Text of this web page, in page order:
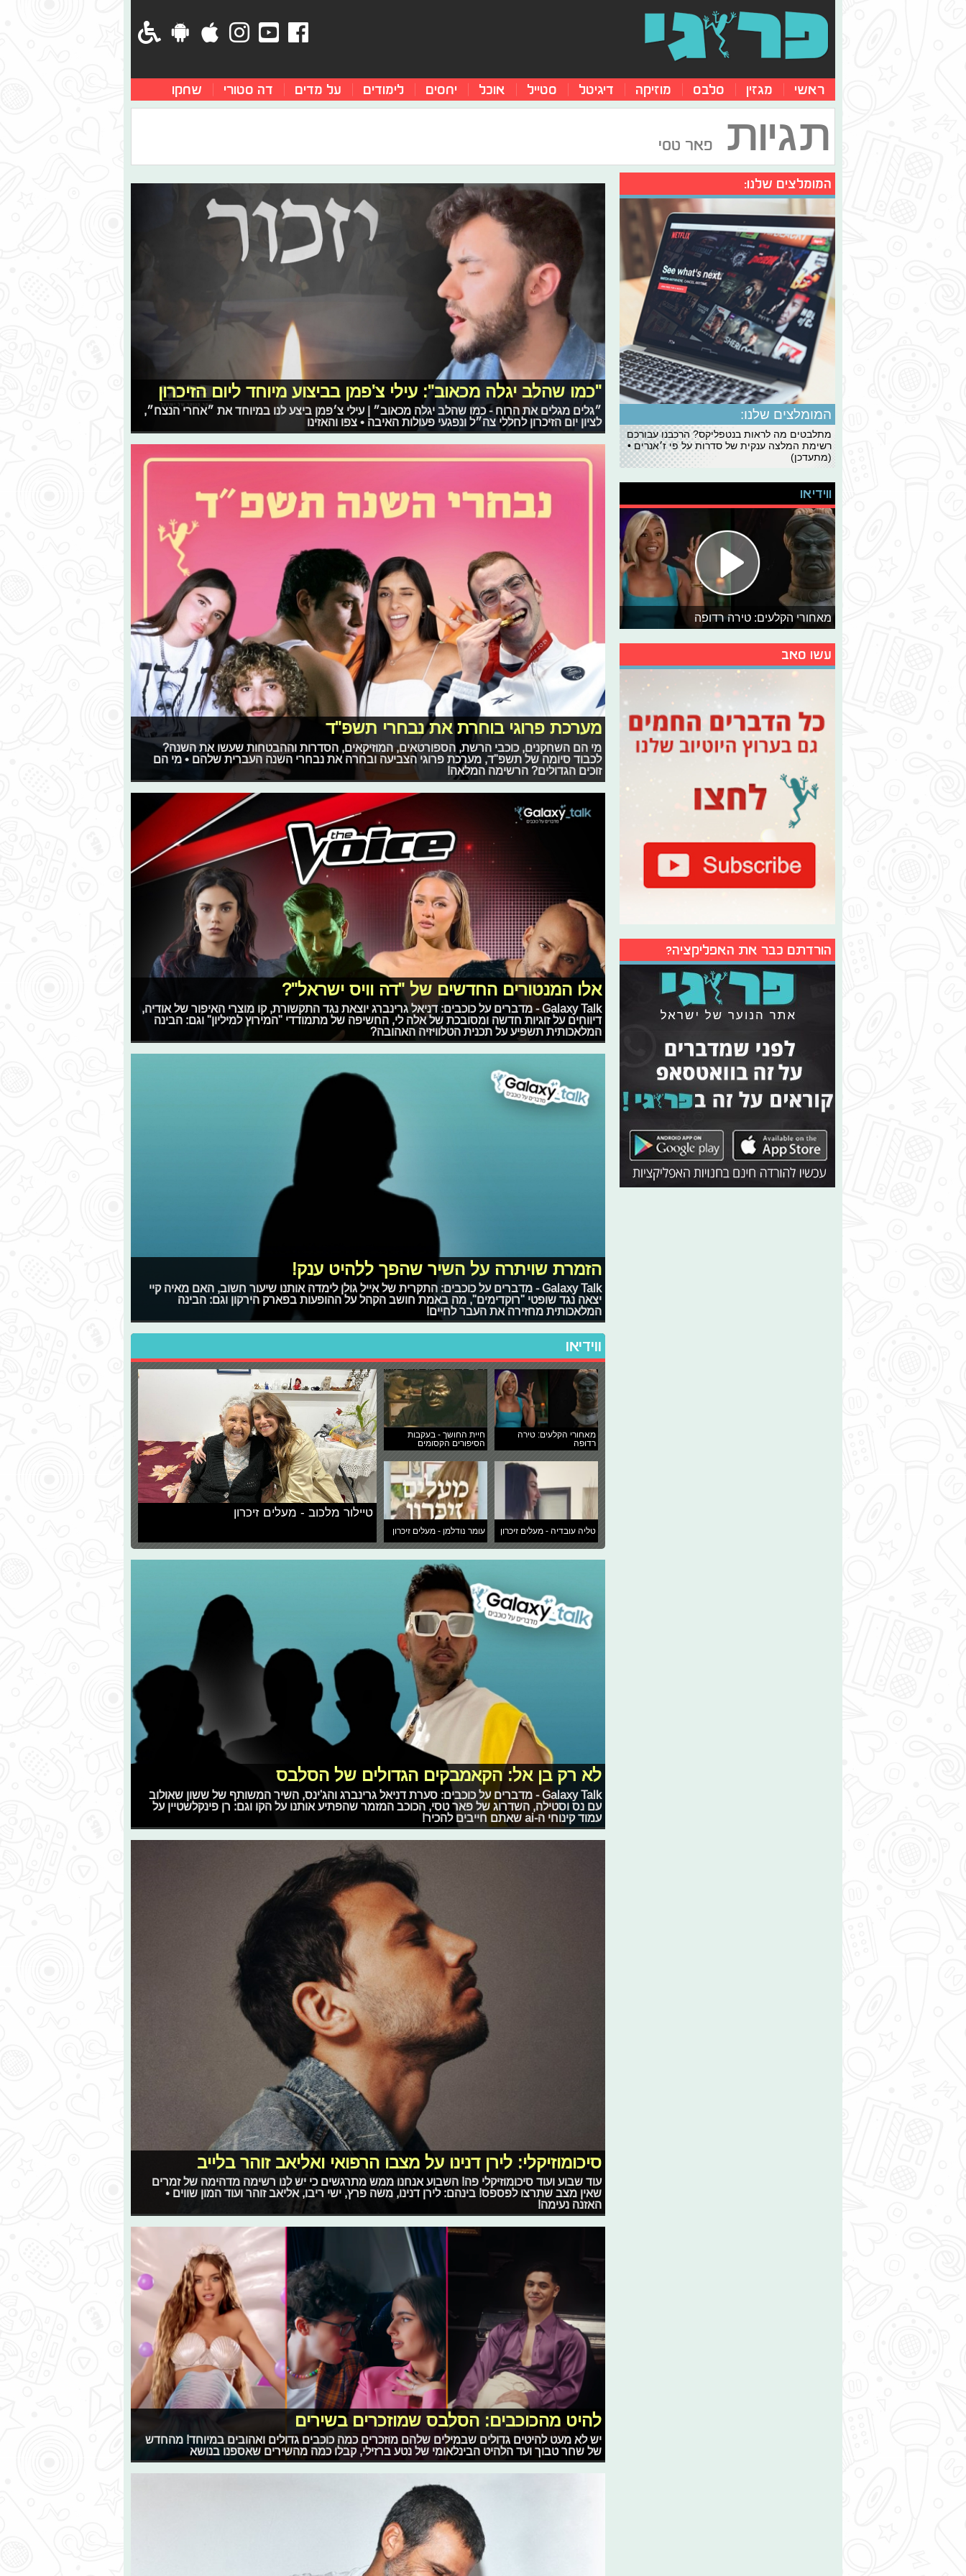
ראשי מגזין סלבס מוזיקה דיגיטל סטייל אוכל יחסים לימודים על מדים דה סטורי שחקו
תגיות פאר טסי
"כמו שהלב יגלה מכאוב": עילי צ'פמן בביצוע מיוחד ליום הזיכרון
״גלים מגלים את הרוח - כמו שהלב יגלה מכאוב״ | עילי צ׳פמן ביצע לנו במיוחד את ״אחרי הנצח״,
לציון יום הזיכרון לחללי צה״ל ונפגעי פעולות האיבה • צפו והאזינו
מערכת פרוגי בוחרת את נבחרי תשפ"ד
מי הם השחקנים, כוכבי הרשת, הספורטאים, המוזיקאים, הסדרות וההבטחות שעשו את השנה?
לכבוד סיומה של תשפ"ד, מערכת פרוגי הצביעה ובחרה את נבחרי השנה העברית שלהם • מי הם
זוכים הגדולים? הרשימה המלאה!
אלו המנטורים החדשים של "דה וויס ישראל"?
Galaxy Talk - מדברים על כוכבים: דניאל גרינברג יוצאת נגד התקשורת, קו מוצרי האיפור של אודיה,
דיווחים על זוגיות חדשה ומסובכת של אלה לי, החשיפה של מתמודדי "המירוץ למיליון" וגם: הבינה
המלאכותית תשפיע על תכנית הטלוויזיה האהובה?
הזמרת שויתרה על השיר שהפך ללהיט ענק!
Galaxy Talk - מדברים על כוכבים: התקרית של אייל גולן לימדה אותנו שיעור חשוב, האם מאיה קיי
יצאה נגד שופטי "רוקדימים", מה באמת חושב הקהל על ההופעות בפארק הירקון וגם: הבינה
המלאכותית מחזירה את העבר לחיים!
ווידיאו
מאחורי הקלעים: טירה
רדופה
חיית החושך - בעקבות
הסיפורים הקסומים
טליה עובדיה - מעלים זיכרון עומר נודלמן - מעלים זיכרון
טיילור מלכוב - מעלים זיכרון
לא רק בן אל: הקאמבקים הגדולים של הסלבס
Galaxy Talk - מדברים על כוכבים: סערת דניאל גרינברג והג'ינס, השיר המשותף של ששון שאולוב
עם נס וסטילה, השדרוג של פאר טסי, הכוכב המזמר שהפתיע אותנו על הקו וגם: רן פינקלשטיין על
עמוד קינוחי ה-ai שאתם חייבים להכיר!
סיכומוזיקלי: לירן דנינו על מצבו הרפואי ואליאב זוהר בלייב
עוד שבוע ועוד סיכומוזיקלי פה! השבוע אנחנו ממש מתרגשים כי יש לנו רשימה מדהימה של זמרים
שאין מצב שתרצו לפספס! בינהם: לירן דנינו, משה פרץ, ישי ריבו, אליאב זוהר ועוד המון שווים •
האזנה נעימה!
להיט מהכוכבים: הסלבס שמוזכרים בשירים
יש לא מעט להיטים גדולים שבמילים שלהם מוזכרים כמה כוכבים גדולים ואהובים במיוחד! מהחדש
של שחר טבוך ועד הלהיט הבינלאומי של נטע ברזילי, קבלו כמה מהשירים שאספנו בנושא
המומלצים שלנו:
המומלצים שלנו:
מתלבטים מה לראות בנטפליקס? הרכבנו עבורכם
רשימת המלצה ענקית של סדרות על פי ז׳אנרים •
(מתעדכן)
ווידיאו
מאחורי הקלעים: טירה רדופה
עשו סאב
הורדתם כבר את האפליקציה?